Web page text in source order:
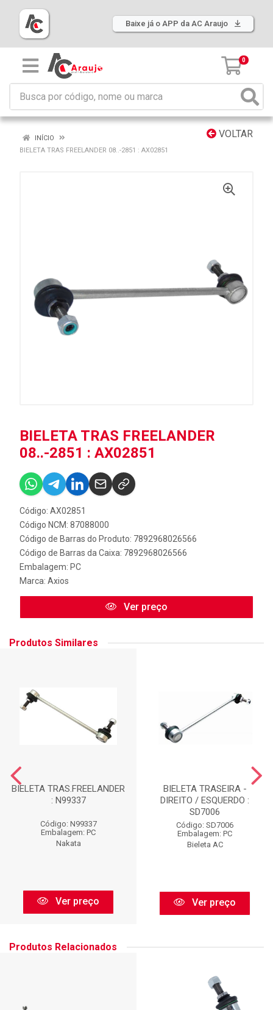
Baixe já o APP da AC Araujo
0
VOLTAR
INÍCIO
BIELETA TRAS FREELANDER 08..-2851 : AX02851
BIELETA TRAS FREELANDER
08..-2851 : AX02851
Código: AX02851
Código NCM: 87088000
Código de Barras do Produto: 7892968026566
Código de Barras da Caixa: 7892968026566
Embalagem: PC
Marca: Axios
Ver preço
Produtos Similares
BIELETA TRAS.FREELANDER
: N99337
Código: N99337
Embalagem: PC
Nakata
Ver preço
BIELETA TRASEIRA -
DIREITO / ESQUERDO :
SD7006
Código: SD7006
Embalagem: PC
Bieleta AC
Ver preço
Produtos Relacionados